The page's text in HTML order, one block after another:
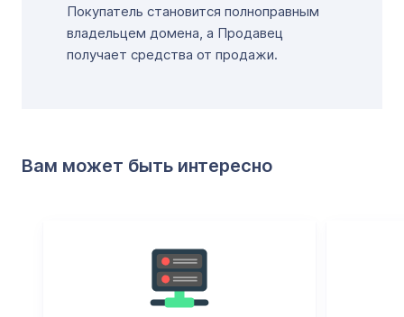
Покупатель становится полноправным
владельцем домена, а Продавец
получает средства от продажи.
Вам может быть интересно